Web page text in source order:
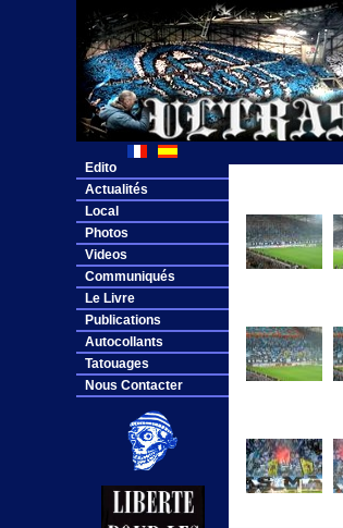
Edito
Actualités
Local
Photos
Videos
Communiqués
Le Livre
Publications
Autocollants
Tatouages
Nous Contacter